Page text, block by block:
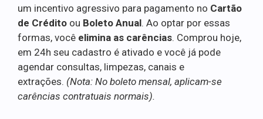
um incentivo agressivo para pagamento no Cartão
de Crédito ou Boleto Anual. Ao optar por essas
formas, você elimina as carências. Comprou hoje,
em 24h seu cadastro é ativado e você já pode
agendar consultas, limpezas, canais e
extrações. (Nota: No boleto mensal, aplicam-se
carências contratuais normais).